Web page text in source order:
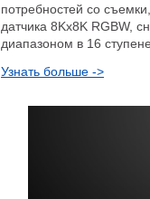
потребностей со
датчика 8Kx8K RGBW,
диапазоном в 16
Узнать больше ->